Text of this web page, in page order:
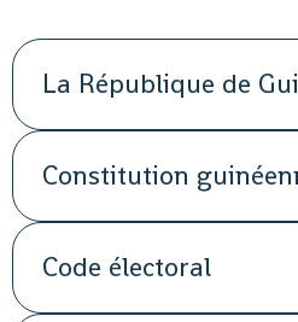
La République de
Constitution
Code électoral